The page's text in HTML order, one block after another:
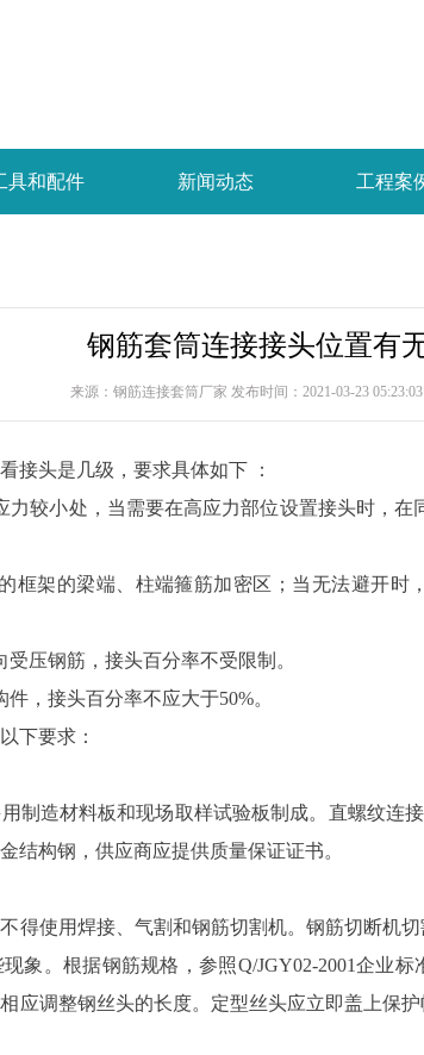
具和配件 新闻动态 工程案
钢筋套筒连接接头位置有
来源：钢筋连接套筒厂家 发布时间：2021-03-23 05:23:03
接头是几级，要求具体如下 ：
较小处，当需要在高应力部位设置接头时，在
框架的梁端、柱端箍筋加密区；当无法避开时
压钢筋，接头百分率不受限制。
，接头百分率不应大于50%。
下要求：
制造材料板和现场取样试验板制成。直螺纹连
结构钢，供应商应提供质量保证证书。
得使用焊接、气割和钢筋切割机。钢筋切断机
象。根据钢筋规格，参照Q/JGY02-2001企业
应调整钢丝头的长度。定型丝头应立即盖上保